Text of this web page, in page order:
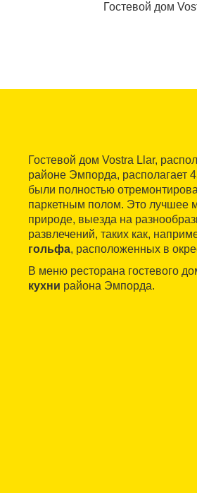
Гостевой дом
Гостевой дом Vostra Llar,
районе Эмпорда, располагает
были полностью
паркетным полом. Это лучшее
природе, выезда на
развлечений, таких как,
гольфа, расположенных в
В меню ресторана гостевого
кухни района Эмпорда.